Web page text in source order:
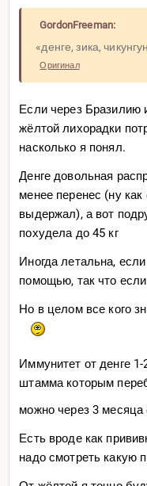
GordonFreeman:
«денге, зика,
Оригинал
Если через Бразилию
жёлтой лихорадки
насколько я понял.
Денге довольная
менее перенес (ну как
выдержал), а вот
похудела до 45 кг
Иногда летальна,
помощью, так что
Но в целом все кого
Иммунитет от денге 1-
штамма которым
можно через 3 месяца
Есть вроде как
надо смотреть какую